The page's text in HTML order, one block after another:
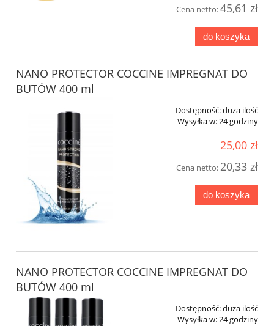
Cena netto:45,61 zł
do koszyka
NANO PROTECTOR COCCINE IMPREGNAT DO
BUTÓW 400 ml
Dostępność:duża ilość
Wysyłka w:24 godziny
25,00 zł
Cena netto: 20,33 zł
do koszyka
NANO PROTECTOR COCCINE IMPREGNAT DO
BUTÓW 400 ml
Dostępność:duża ilość
Wysyłka w:24 godziny